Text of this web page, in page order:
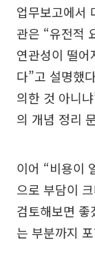
업무보고에서
관은 “유전적
연관성이 떨
다”고 설명했
의한 것 아니
의 개념 정리
이어 “비용이
으로 부담이
검토해보면
는 부분까지